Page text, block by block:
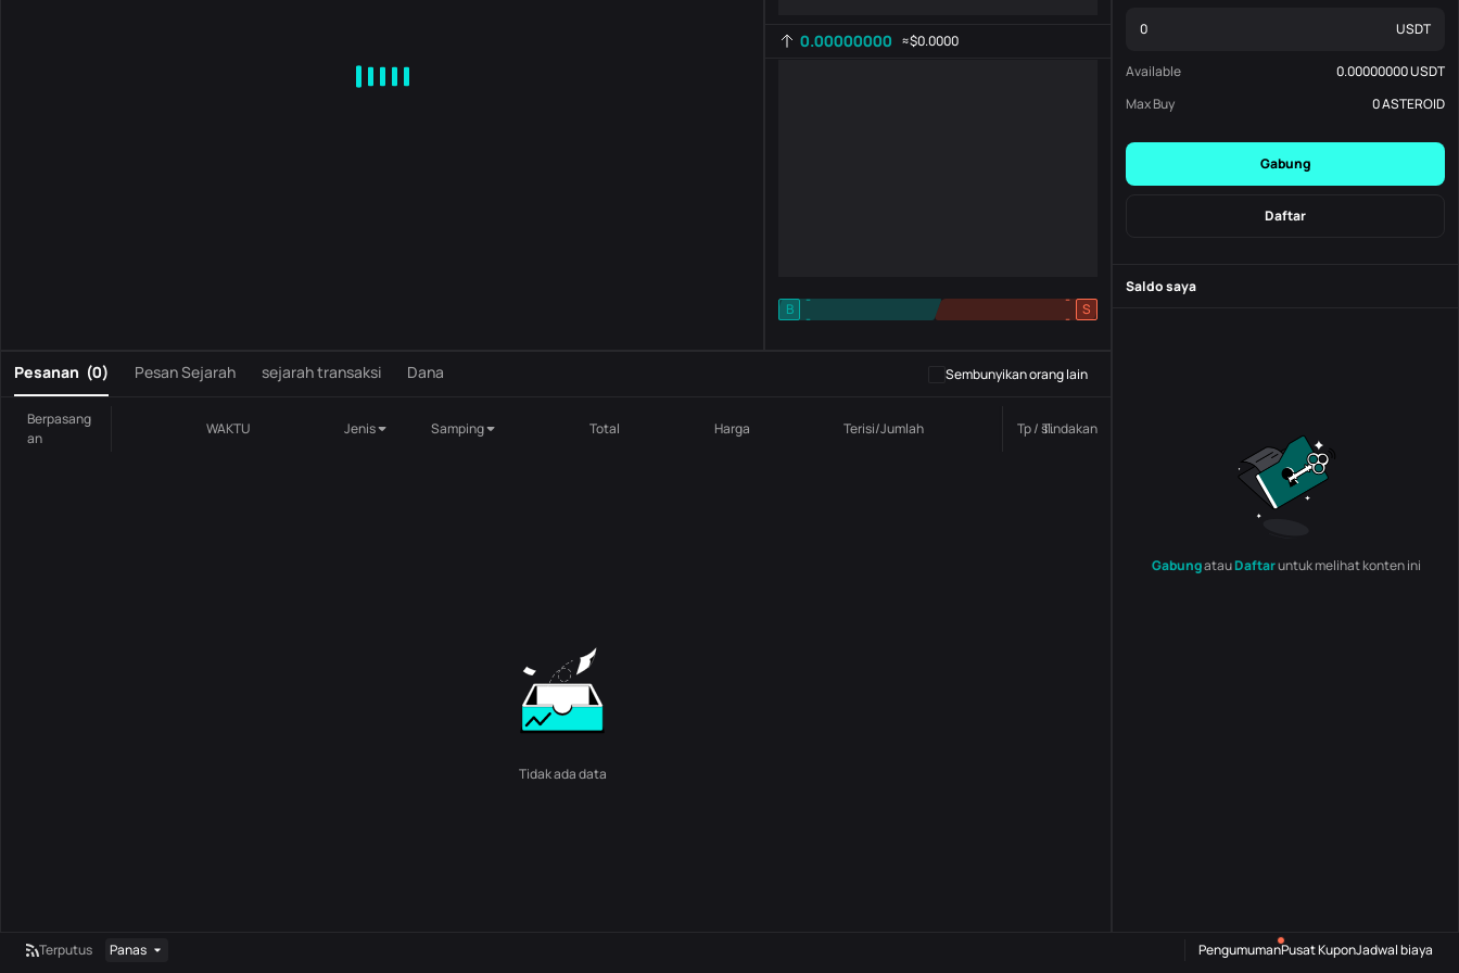
0.00000000 ≈$0.0000
B
-
-
S
-
-
Pesanan (0) Pesan Sejarah sejarah transaksi Dana Sembunyikan orang lain
Berpasang
an
WAKTU Jenis Samping Total Harga Terisi/Jumlah Tp / sl.Tindakan
Tidak ada data
USDT
Available 0.00000000USDT
Max Buy
0ASTEROID
Gabung
Daftar
Saldo saya
GabungatauDaftaruntuk melihat konten ini
Terputus Panas PengumumanPusat KuponJadwal biaya